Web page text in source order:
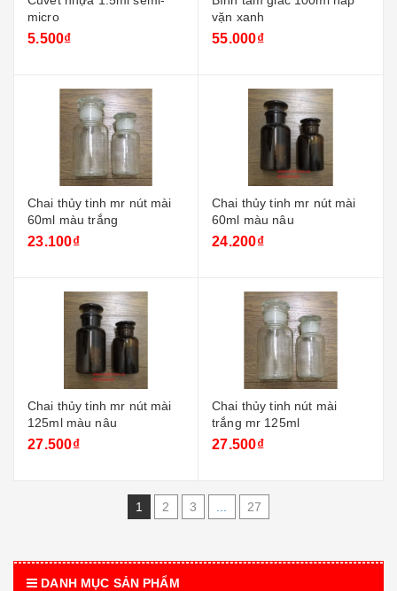
micro
5.500₫
vặn xanh
55.000₫
Chai thủy tinh mr nút mài
60ml màu trắng
23.100₫
Chai thủy tinh mr nút mài
60ml màu nâu
24.200₫
Chai thủy tinh mr nút mài
125ml màu nâu
27.500₫
Chai thủy tinh nút mài
trắng mr 125ml
27.500₫
1 2 3 27
DANH MỤC SẢN PHẨM